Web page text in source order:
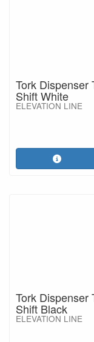
Tork Dispenser
Shift White
ELEVATION LINE
Tork Dispenser
Shift Black
ELEVATION LINE